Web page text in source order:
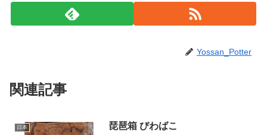
Yossan_Potter
関連記事
日本 琵琶箱 びわばこ